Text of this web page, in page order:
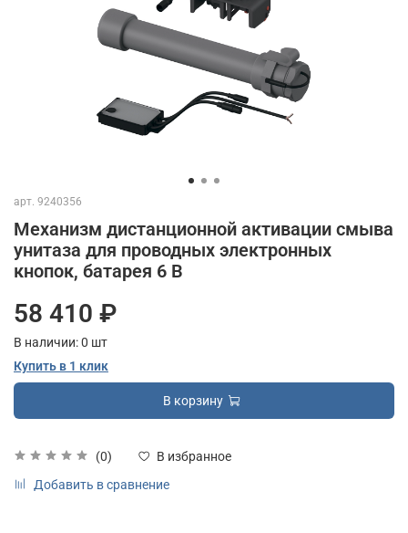
арт. 9240356
Механизм дистанционной активации смыва
унитаза для проводных электронных
кнопок, батарея 6 В
(0)
В избранное
Добавить в сравнение
58 410 ₽
В наличии:0 шт
Купить в 1 клик
В корзину